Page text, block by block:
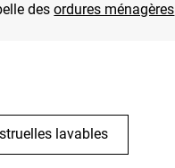
desordures ménagères
lavables